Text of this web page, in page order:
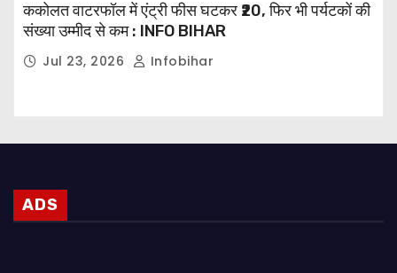
ककोलत वाटरफॉल में एंट्री फीस घटकर ₹20, फिर भी पर्यटकों की
संख्या उम्मीद से कम : INFO BIHAR
Jul 23, 2026 Infobihar
ADS